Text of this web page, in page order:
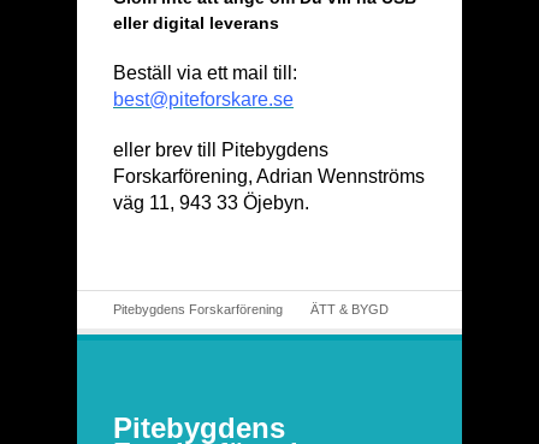
eller digital leverans
Beställ via ett mail till:
best@piteforskare.se
eller brev till Pitebygdens
Forskarförening, Adrian Wennströms
väg 11, 943 33 Öjebyn.
Pitebygdens Forskarförening ÄTT & BYGD
Pitebygdens